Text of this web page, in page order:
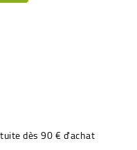
dès 90 € d'achat